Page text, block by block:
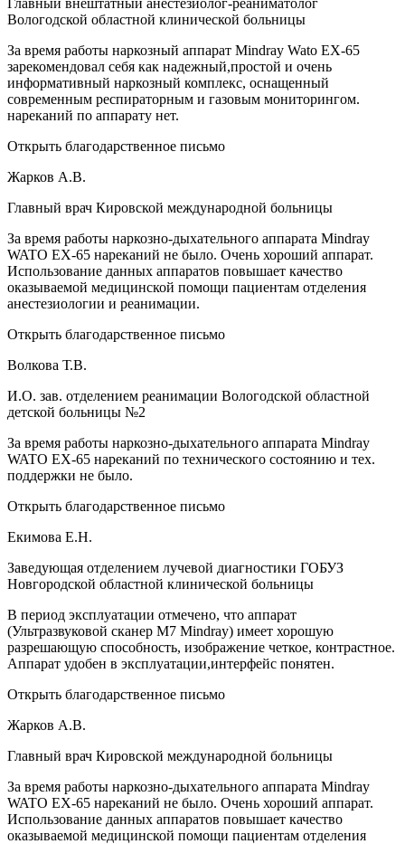
Главный внештатный анестезиолог-реаниматолог
Вологодской областной клинической больницы
За время работы наркозный аппарат Mindray Wato EX-65
зарекомендовал себя как надежный,простой и очень
информативный наркозный комплекс, оснащенный
современным респираторным и газовым мониторингом.
нареканий по аппарату нет.
Открыть благодарственное письмо
Жарков А.В.
Главный врач Кировской международной больницы
За время работы наркозно-дыхательного аппарата Mindray
WATO EX-65 нареканий не было. Очень хороший аппарат.
Использование данных аппаратов повышает качество
оказываемой медицинской помощи пациентам отделения
анестезиологии и реанимации.
Открыть благодарственное письмо
Волкова Т.В.
И.О. зав. отделением реанимации Вологодской областной
детской больницы №2
За время работы наркозно-дыхательного аппарата Mindray
WATO EX-65 нареканий по технического состоянию и тех.
поддержки не было.
Открыть благодарственное письмо
Екимова Е.Н.
Заведующая отделением лучевой диагностики ГОБУЗ
Новгородской областной клинической больницы
В период эксплуатации отмечено, что аппарат
(Ультразвуковой сканер М7 Mindray) имеет хорошую
разрешающую способность, изображение четкое, контрастное.
Аппарат удобен в эксплуатации,интерфейс понятен.
Открыть благодарственное письмо
Жарков А.В.
Главный врач Кировской международной больницы
За время работы наркозно-дыхательного аппарата Mindray
WATO EX-65 нареканий не было. Очень хороший аппарат.
Использование данных аппаратов повышает качество
оказываемой медицинской помощи пациентам отделения